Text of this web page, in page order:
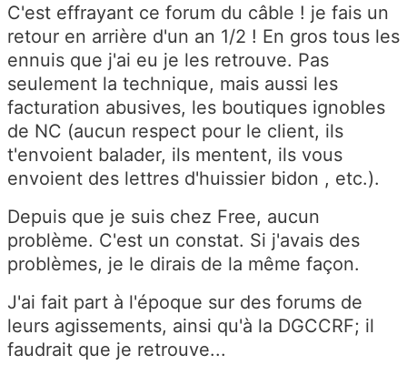
C'est effrayant ce forum du câble ! je fais un
retour en arrière d'un an 1/2 ! En gros tous les
ennuis que j'ai eu je les retrouve. Pas
seulement la technique, mais aussi les
facturation abusives, les boutiques ignobles
de NC (aucun respect pour le client, ils
t'envoient balader, ils mentent, ils vous
envoient des lettres d'huissier bidon , etc.).
Depuis que je suis chez Free, aucun
problème. C'est un constat. Si j'avais des
problèmes, je le dirais de la même façon.
J'ai fait part à l'époque sur des forums de
leurs agissements, ainsi qu'à la DGCCRF; il
faudrait que je retrouve...